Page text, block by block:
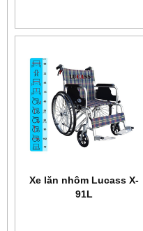
Xe lăn nhôm Lucass X-
91L